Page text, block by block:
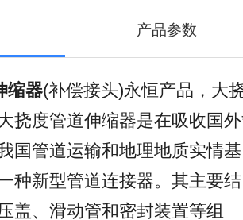
产品参数
器(补偿接头)永恒产品，大
挠度管道伸缩器是在吸收国
国管道运输和地理地质实情基
种新型管道连接器。其主要结
盖、滑动管和密封装置等组